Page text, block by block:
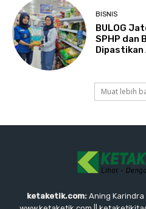
BISNIS
BULOG
SPHP dan
Dipastikan
Muat lebih
ketaketik.com: Aning Karindra